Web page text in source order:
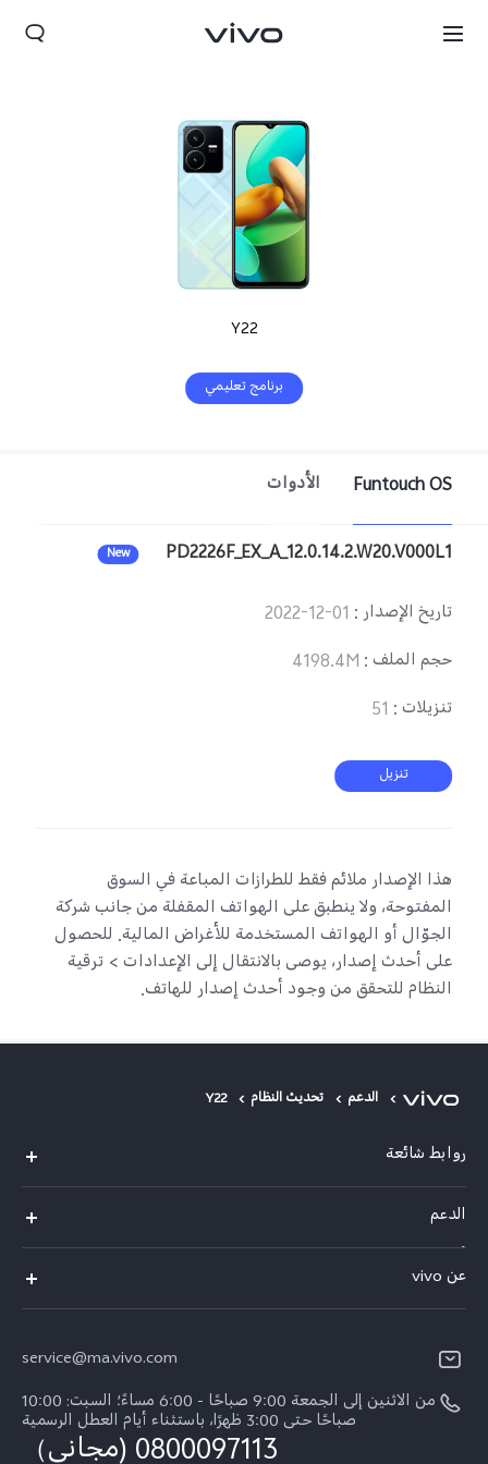
Y22
برنامج تعليمي
Funtouch OS الأدوات
PD2226F_EX_A_12.0.14.2.W20.V000L1
New
تاريخ الإصدار:
2022-12-01
حجم الملف :
4198.4M
تنزيلات:
51
تنزيل
هذا الإصدار ملائم فقط للطرازات المباعة في السوق
المفتوحة، ولا ينطبق على الهواتف المقفلة من جانب شركة
الجوّال أو الهواتف المستخدمة للأغراض المالية. للحصول
على أحدث إصدار، يوصى بالانتقال إلى الإعدادات > ترقية
النظام للتحقق من وجود أحدث إصدار للهاتف.
الدعم تحديث النظام Y22
روابط شائعة
Y31d
V70 FE
V40
Y29
الدعم
مركز الخدمة
Funtouch OS
مصادقة IMEI
عن vivo
الأخبار
الإشعارات القانونية
service@ma.vivo.com
من الاثنين إلى الجمعة 9:00 صباحًا - 6:00 مساءً؛ السبت: 10:00
صباحًا حتى 3:00 ظهرًا، باستثناء أيام العطل الرسمية
0800097113 (مجاني）